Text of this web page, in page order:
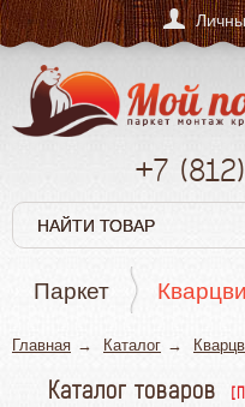
+7 (812)
Паркет
Главная Каталог
Каталог товаров